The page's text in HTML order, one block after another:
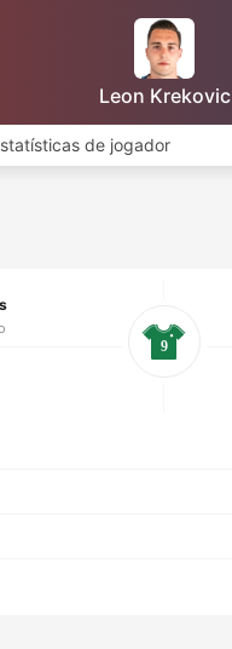
Leon Krekovic
de jogador
9